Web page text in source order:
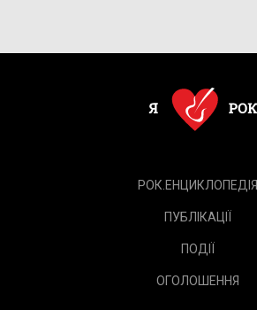
РОК.ЕНЦИКЛОПЕДІЯ
ПУБЛІКАЦІЇ
ПОДІЇ
ОГОЛОШЕННЯ